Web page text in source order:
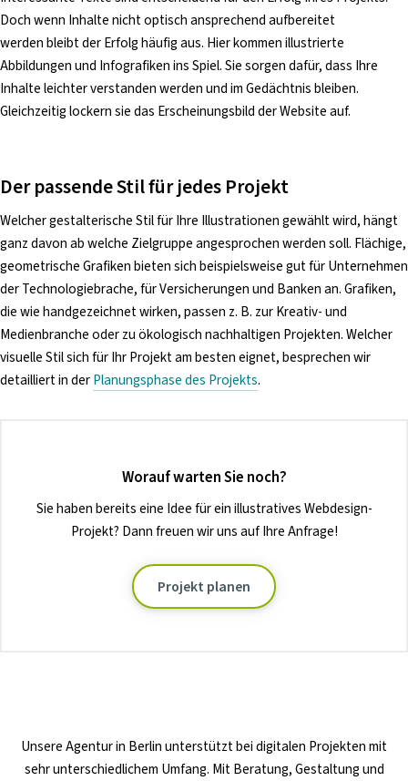
Doch wenn Inhalte nicht optisch ansprechend aufbereitet
werden bleibt der Erfolg häufig aus. Hier kommen illustrierte
Abbildungen und Infografiken ins Spiel. Sie sorgen dafür, dass Ihre
Inhalte leichter verstanden werden und im Gedächtnis bleiben.
Gleichzeitig lockern sie das Erscheinungsbild der Website auf.
Der passende Stil für jedes Projekt
Welcher gestalterische Stil für Ihre Illustrationen gewählt wird, hängt
ganz davon ab welche Zielgruppe angesprochen werden soll. Flächige,
geometrische Grafiken bieten sich beispielsweise gut für Unternehmen
der Technologiebrache, für Versicherungen und Banken an. Grafiken,
die wie handgezeichnet wirken, passen z. B. zur Kreativ- und
Medienbranche oder zu ökologisch nachhaltigen Projekten. Welcher
visuelle Stil sich für Ihr Projekt am besten eignet, besprechen wir
detailliert in derPlanungsphase des Projekts.
Worauf warten Sie noch?
Sie haben bereits eine Idee für ein illustratives Webdesign-
Projekt? Dann freuen wir uns auf Ihre Anfrage!
Projekt planen
UnsereAgentur in Berlinunterstützt bei digitalen Projekten mit
sehr unterschiedlichem Umfang. Mit Beratung, Gestaltung und